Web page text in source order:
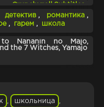
Crunchyroll.Subtitles
детектив , романтика ,
, гарем , школа
to Nananin no Majo,
the 7 Witches, Yamajo
школьница